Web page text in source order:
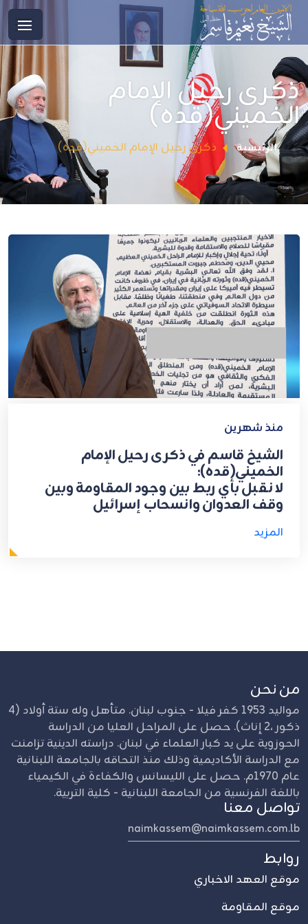
ذكرى رحيل الإمام
الخميني(قده)
الرئيسية ذكرى رحيل الإمام الخميني(قده)
منذ شهرين
الشيخ قاسم في ذكرى رحيل الإمام
الخميني(قده):
لا نقبل بأي ربط بين وجود المقاومة وبين
وقف العدوان وانسحاب إسرائيل
المزيد
من نحن
مواليد 1953 كفر فيلا - جنوب لبنان. متأهل وله ستة أولاد (4
ذكور ،2 إناث). حصل على المراحل العليا من الدراسة
الحوزوية على يد كبار العلماء في لبنان. دراسته الدينية تزامنت
مع الدراسة الأكاديمية وذلك منذ التحاقه بالجامعة اللبنانية
عام 1970م. حصل على الليسانس والكفاءة في الكيمياء
باللغة الفرنسية من الجامعة اللبنانية - كلية التربية.
تواصل معنا
naimkassem@naimkassem.com.lb
روابط
موقع العهد الاخباري
موقع المقاومة